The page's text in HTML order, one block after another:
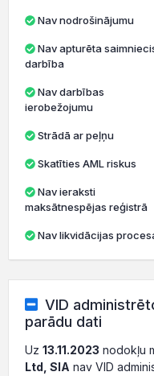
Nav nodrošinājumu
darbība
ierobežojumu
Strādā ar peļņu
Skatīties AML riskus
maksātnespējas reģistrā
Nav likvidācijas
VID
parādu dati
Uz 13.11.2023 nodokļu
Ltd, SIA nav VID